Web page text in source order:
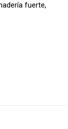
fuerte,